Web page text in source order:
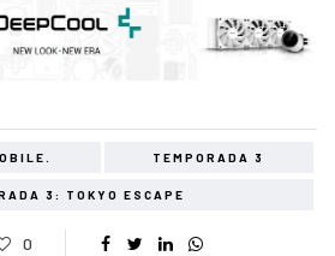
TEMPORADA 3
3: TOKYO ESCAPE
0